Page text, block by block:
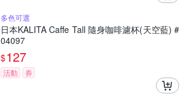
多色可選
日本KALITA Caffe Tall 隨身咖啡濾杯(天空藍) #
04097
$127
活動 券